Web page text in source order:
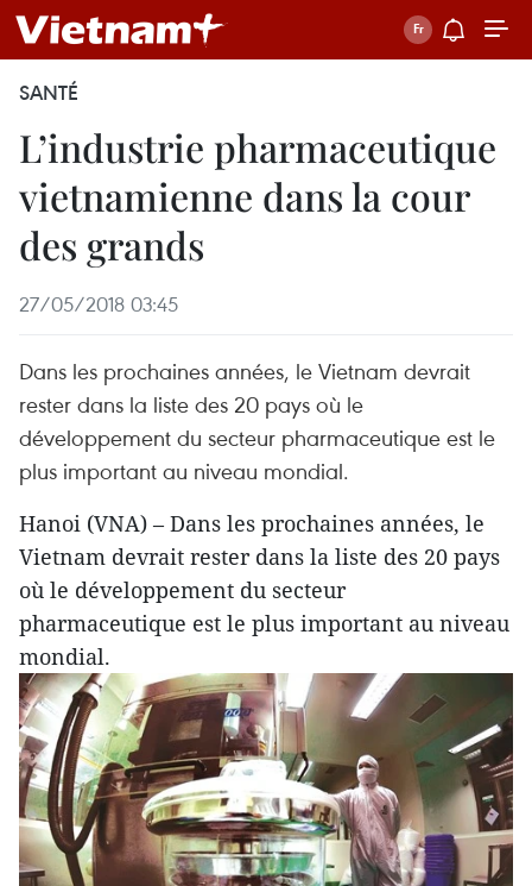
SANTÉ
L’industrie pharmaceutique
vietnamienne dans la cour
des grands
27/05/2018 03:45
Dans les prochaines années, le Vietnam devrait
rester dans la liste des 20 pays où le
développement du secteur pharmaceutique est le
plus important au niveau mondial.
Hanoi (VNA) – Dans les prochaines années, le
Vietnam devrait rester dans la liste des 20 pays
où le développement du secteur
pharmaceutique est le plus important au niveau
mondial.